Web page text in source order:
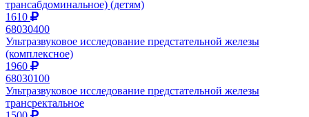
трансабдоминальное) (детям)
1610
68030400
Ультразвуковое исследование предстательной железы
(комплексное)
1960
68030100
Ультразвуковое исследование предстательной железы
трансректальное